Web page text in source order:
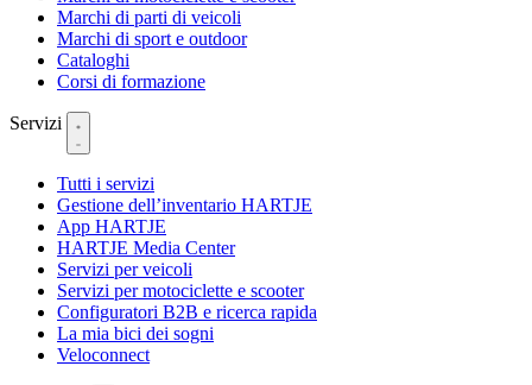
Marchi di parti di veicoli
Marchi di sport e outdoor
Cataloghi
Corsi di formazione
Servizi
Tutti i servizi
Gestione dell’inventario HARTJE
App HARTJE
HARTJE Media Center
Servizi per veicoli
Servizi per motociclette e scooter
Configuratori B2B e ricerca rapida
La mia bici dei sogni
Veloconnect